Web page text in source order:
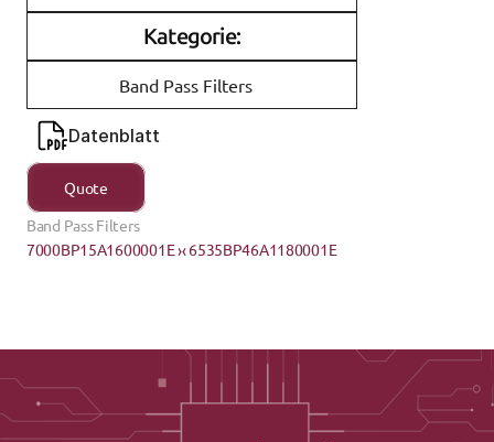
Kategorie:
Band Pass Filters
Datenblatt
Quote
Band Pass Filters
7000BP15A1600001E ›‹ 6535BP46A1180001E